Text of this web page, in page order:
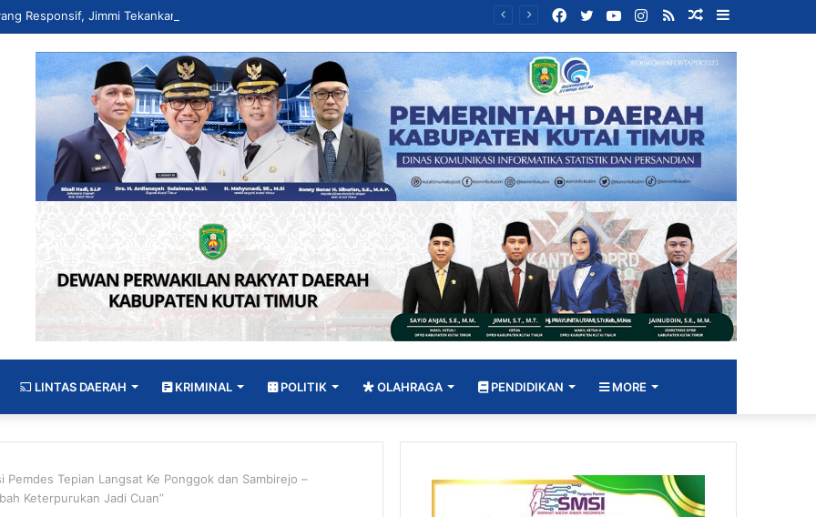
Random
Article
RSS
Instagram
YouTube
Twitter
Facebook
LINTAS DAERAH KRIMINAL POLITIK OLAHRAGA PENDIDIKAN MORE
Pemdes Tepian Langsat Ke Ponggok dan Sambirejo –
Keterpurukan Jadi Cuan”